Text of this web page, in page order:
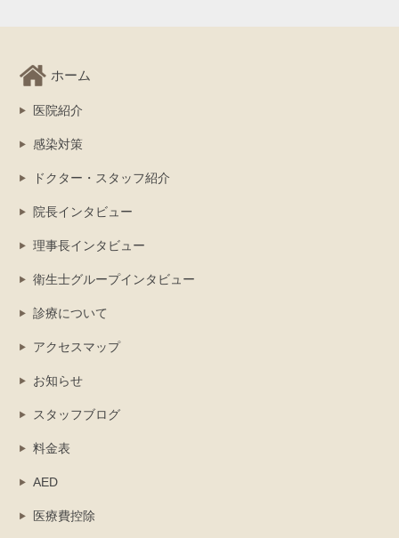
ホーム
医院紹介
感染対策
ドクター・スタッフ紹介
院長インタビュー
理事長インタビュー
衛生士グループインタビュー
診療について
アクセスマップ
お知らせ
スタッフブログ
料金表
AED
医療費控除